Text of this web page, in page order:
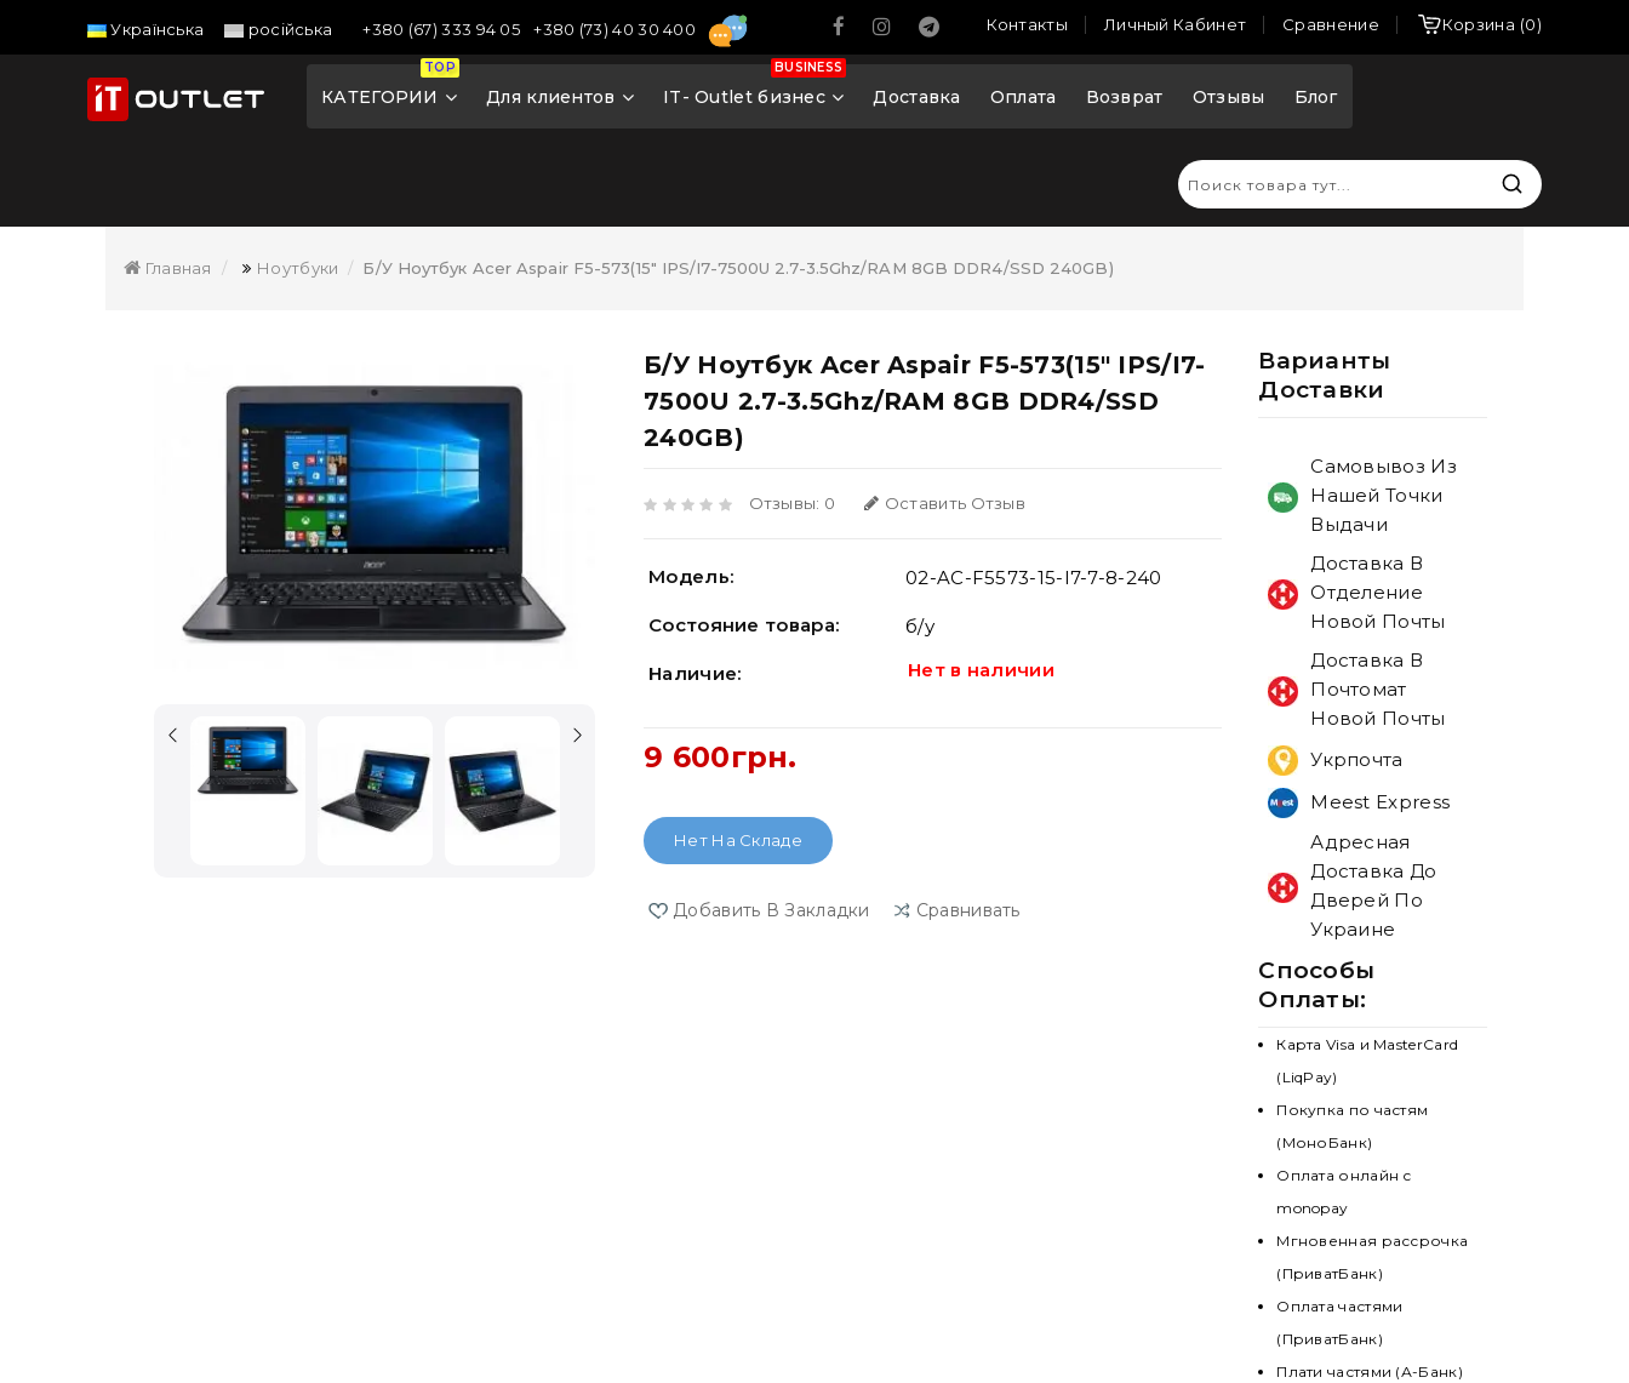
Українська російська +380 (67) 333 94 05 +380 (73) 40 30 400 Контакты Личный Кабинет Сравнение Корзина 0
TOP
КАТЕГОРИИ Для клиентов
BUSINESS
IT- Outlet бизнес Доставка Оплата Возврат Отзывы Блог
Главная Ноутбуки Б/У Ноутбук Acer Aspair F5-573(15" IPS/i7-7500U 2.7-3.5Ghz/RAM 8GB DDR4/SSD 240GB)
Б/У Ноутбук Acer Aspair F5-573(15" IPS/i7-
7500U 2.7-3.5Ghz/RAM 8GB DDR4/SSD
240GB)
Отзывы: 0 Оставить Отзыв
Модель: 02-AC-F5573-15-I7-7-8-240
Состояние товара: б/у
Наличие: Нет в наличии
9 600грн.
Нет На Складе
Добавить В Закладки Сравнивать
Варианты
Доставки
Самовывоз Из
Нашей Точки
Выдачи
Доставка В
Отделение
Новой Почты
Доставка В
Почтомат
Новой Почты
Укрпочта
Meest Express
Адресная
Доставка До
Дверей По
Украине
Способы
Оплаты:
Карта Visa и MasterCard
(LiqPay)
Покупка по частям
(МоноБанк)
Оплата онлайн с
monopay
Мгновенная рассрочка
(ПриватБанк)
Оплата частями
(ПриватБанк)
Плати частями (А-Банк)